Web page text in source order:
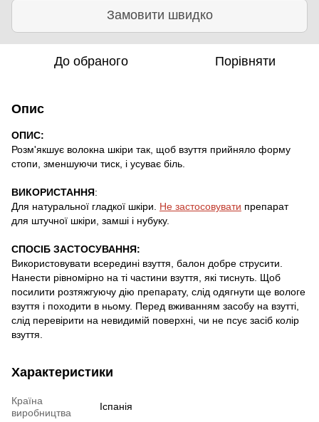
Замовити швидко
До обраного Порівняти
Опис
ОПИС:
Розм'якшує волокна шкіри так, щоб взуття прийняло форму
стопи, зменшуючи тиск, і усуває біль.
ВИКОРИСТАННЯ:
Для натуральної гладкої шкіри. Не застосовувати препарат
для штучної шкіри, замші і нубуку.
СПОСІБ ЗАСТОСУВАННЯ:
Використовувати всередині взуття, балон добре струсити.
Нанести рівномірно на ті частини взуття, які тиснуть. Щоб
посилити розтяжгуючу дію препарату, слід одягнути ще вологе
взуття і походити в ньому. Перед вживанням засобу на взутті,
слід перевірити на невидимій поверхні, чи не псує засіб колір
взуття.
Характеристики
Країна
виробництва
Іспанія